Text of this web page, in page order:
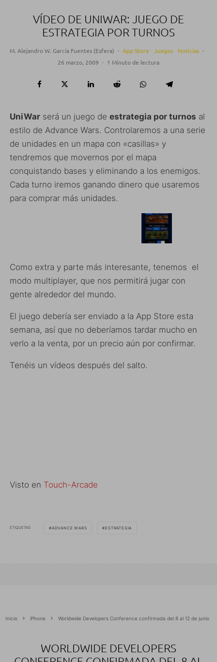
VÍDEO DE UNIWAR: JUEGO DE
ESTRATEGIA POR TURNOS
M. Alejandro W. García Fuentes (Esfera) · App Store Juegos Noticias ·
26 marzo, 2009 · 1 Minuto de lectura
UniWar será un juego de estrategia por turnos al
estilo de Advance Wars. Controlaremos a una serie
de unidades en un mapa con «casillas» y
tendremos que movernos por el mapa
conquistando bases y eliminando a los enemigos.
Cada turno iremos ganando dinero que usaremos
para comprar más unidades.
Como extra y parte más interesante, tenemos el
modo multiplayer, que nos permitirá jugar con
gente alrededor del mundo.
El juego debería ser enviado a la App Store esta
semana, así que no deberíamos tardar mucho en
verlo a la venta, por un precio aún por confirmar.
Tenéis un vídeos después del salto.
Visto en Touch-Arcade
ETIQUETAS ADVANCE WARS ESTRATEGIA
Inicio iPhone Worldwide Developers Conference confirmada del 8 al 12 de junio
WORLDWIDE DEVELOPERS